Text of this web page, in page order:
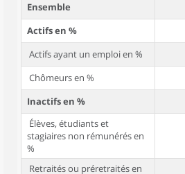
Ensemble
Actifs en %
Actifs ayant un emploi en %
Chômeurs en %
Inactifs en %
Élèves, étudiants et
stagiaires non rémunérés en
%
Retraités ou préretraités en